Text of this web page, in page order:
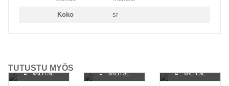
Koko sr
TUTUSTU MYÖS
VALITSE VALITSE VALITSE